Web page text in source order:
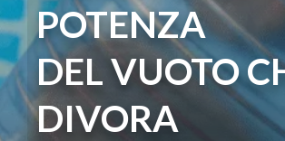
POTENZA
DEL VUOTO
DIVORA